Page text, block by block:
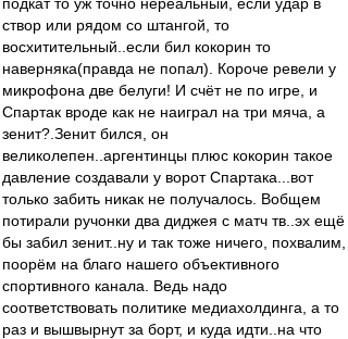
створ или рядом со штангой, то
восхитительный..если бил кокорин то
наверняка(правда не попал). Короче ревели у
микрофона две белуги! И счёт не по игре, и
Спартак вроде как не наиграл на три мяча, а
зенит?.Зенит бился, он
великолепен..аргентинцы плюс кокорин такое
давление создавали у ворот Спартака...вот
только забить никак не получалось. Вобщем
потирали ручонки два диджея с матч тв..эх ещё
бы забил зенит..ну и так тоже ничего, похвалим,
поорём на благо нашего объективного
спортивного канала. Ведь надо
соответствовать политике медиахолдинга, а то
раз и вышвырнут за борт, и куда идти..на что